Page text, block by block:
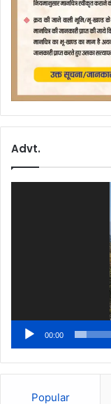
Advt.
00:00
Popular